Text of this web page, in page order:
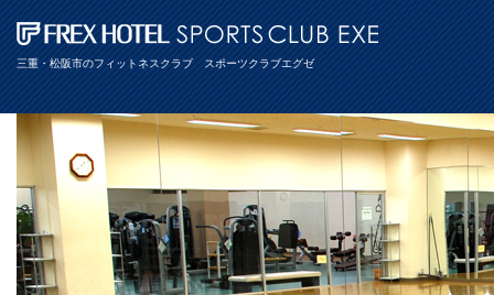
三重・松阪市のフィットネスクラブ スポーツクラブエグゼ